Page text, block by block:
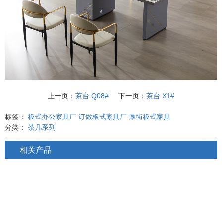
上一页： 茶台 Q08# 下一页： 茶台 X1#
标签： 板式办公家具厂 订做板式家具厂 厚街板式家具
分类： 茶几系列
相关产品